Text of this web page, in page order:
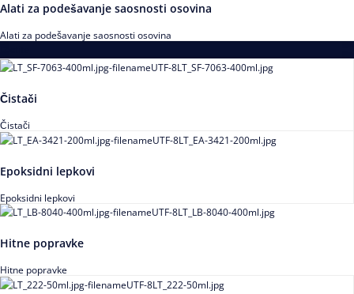
Alati za podešavanje saosnosti osovina
Alati za podešavanje saosnosti osovina
Čistači
Čistači
Epoksidni lepkovi
Epoksidni lepkovi
Hitne popravke
Hitne popravke